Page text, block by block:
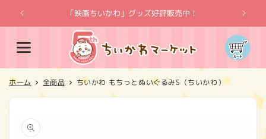
ンツに
進む
「映画ちいかわ」グッズ好評販売中！
カ
ー
ト
ホーム 全商品 ちいかわ もちっとぬいぐるみS（ちいかわ）
報にス
キップ